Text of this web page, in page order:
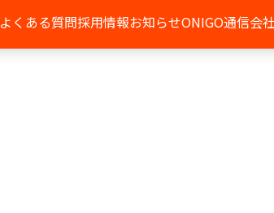
よくある質問採用情報お知らせONIGO通信会